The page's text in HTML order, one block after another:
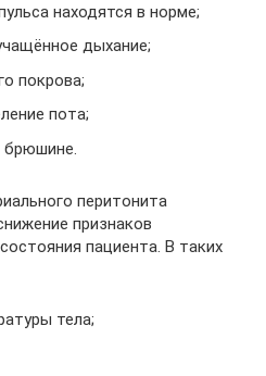
находятся в норме;
дыхание;
покрова;
пота;
брюшине.
перитонита
признаков
пациента. В таких
тела;